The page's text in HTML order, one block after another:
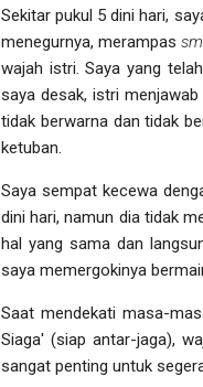
Sekitar pukul 5 dini hari,
menegurnya, merampas
wajah istri. Saya yang
saya desak, istri
tidak berwarna dan tidak
ketuban.
Saya sempat kecewa
dini hari, namun dia tidak
hal yang sama dan
saya memergokinya
Saat mendekati masa-
Siaga' (siap antar-jaga),
sangat penting untuk